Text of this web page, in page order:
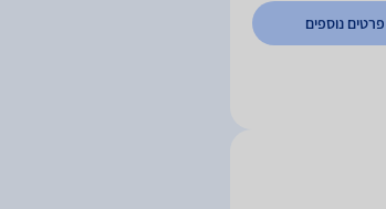
פרטים נוספים